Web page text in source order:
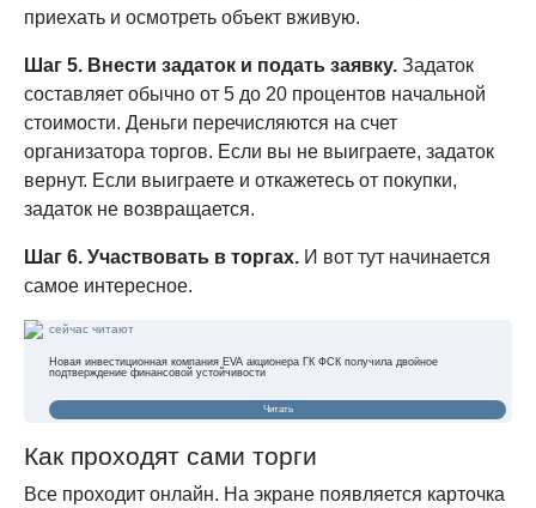
приехать и осмотреть объект вживую.
Шаг 5. Внести задаток и подать заявку. Задаток
составляет обычно от 5 до 20 процентов начальной
стоимости. Деньги перечисляются на счет
организатора торгов. Если вы не выиграете, задаток
вернут. Если выиграете и откажетесь от покупки,
задаток не возвращается.
Шаг 6. Участвовать в торгах. И вот тут начинается
самое интересное.
сейчас читают
Новая инвестиционная компания EVA акционера ГК ФСК получила двойное
подтверждение финансовой устойчивости
Читать
Как проходят сами торги
Все проходит онлайн. На экране появляется карточка